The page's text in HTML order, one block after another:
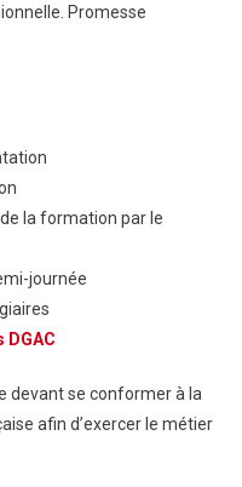
Promesse
la formation par le
journée
DGAC
devant se conformer à la
afin d’exercer le métier